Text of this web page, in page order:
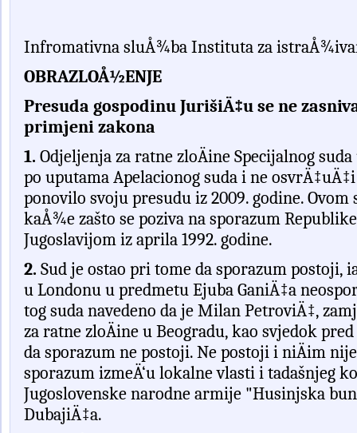
Infromativna sluÅ¾ba Instituta za istraÅ¾
OBRAZLOÅ½ENJE
Presuda gospodinu JurišiÄ‡u se ne
primjeni zakona
1. Odjeljenja za ratne zloÄine Specijalnog suda
po uputama Apelacionog suda i ne
ponovilo svoju presudu iz 2009. godine.
kaÅ¾e zašto se poziva na sporazum
Jugoslavijom iz aprila 1992. godine.
2. Sud je ostao pri tome da sporazum postoji,
u Londonu u predmetu Ejuba GaniÄ‡a
tog suda navedeno da je Milan PetroviÄ‡,
za ratne zloÄine u Beogradu, kao svjedok
da sporazum ne postoji. Ne postoji i niÄim
sporazum izmeÄ‘u lokalne vlasti i tadašnjeg
Jugoslovenske narodne armije "Husinjska
DubajiÄ‡a.